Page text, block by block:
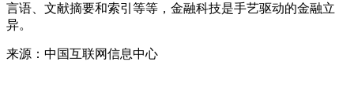
言语、文献摘要和索引等等，金融科技是手艺驱动的金融立
异。
来源：中国互联网信息中心